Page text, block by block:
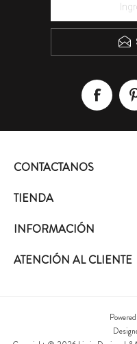
CONTACTANOS
TIENDA
INFORMACIÓN
ATENCIÓN AL CLIENTE